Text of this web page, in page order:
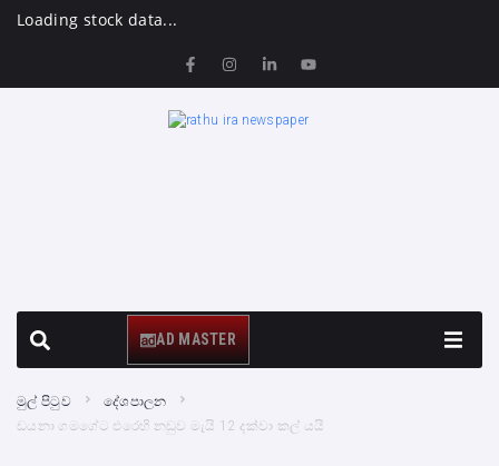
Loading stock data...
AD MASTER
මුල් පිටුව
දේශපාලන
ඩයනා ගමගේට එරෙහි නඩුව මැයි 12 දක්වා කල් යයි